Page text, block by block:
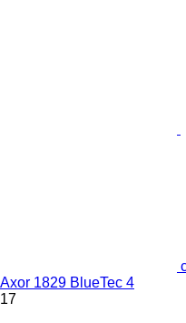
Axor 1829 BlueTec 4
17